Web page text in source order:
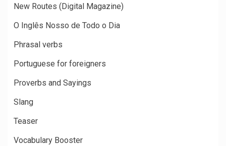
New Routes (Digital Magazine)
O Inglês Nosso de Todo o Dia
Phrasal verbs
Portuguese for foreigners
Proverbs and Sayings
Slang
Teaser
Vocabulary Booster